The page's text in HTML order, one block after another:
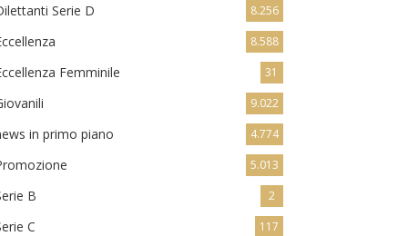
Serie D 8.256
8.588
Femminile 31
9.022
in primo piano 4.774
5.013
B 2
C 117